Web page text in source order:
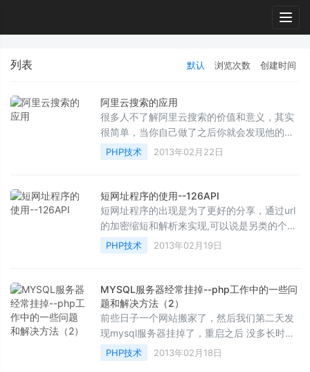
列表 默认 浏览次数 创建时间
阿里云搜索的应用
很多人不了解阿里云搜索的价值和意义，其实
很简单，当你自己做了之后你就会发现他的价
值，一般的小点的网站其实没有必要集成阿里
云搜索这个东西...
PHP技术 2013年02月22日
短网址程序的使用--126API
短网址程序的出现是为了更好的分享，通过url
的加密缩短和解析来实现,可以说是另类的个人
DNS，如果换成我们自己的域名的时候你会发
现无法解析，这...
PHP技术 2013年02月19日
MYSQL服务器经常挂掉--php工作中的一些问
题和解决方法（2）
前些日子一个网站搬家了，然后我们第二天发
现mysql服务器挂掉了，重启之后 没多长时间
PHP技术 2013年02月18日